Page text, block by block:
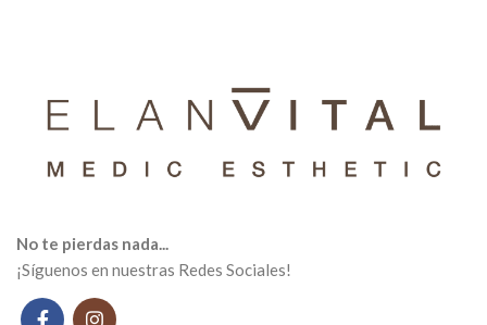
No te pierdas nada...
¡Síguenos en nuestras Redes Sociales!